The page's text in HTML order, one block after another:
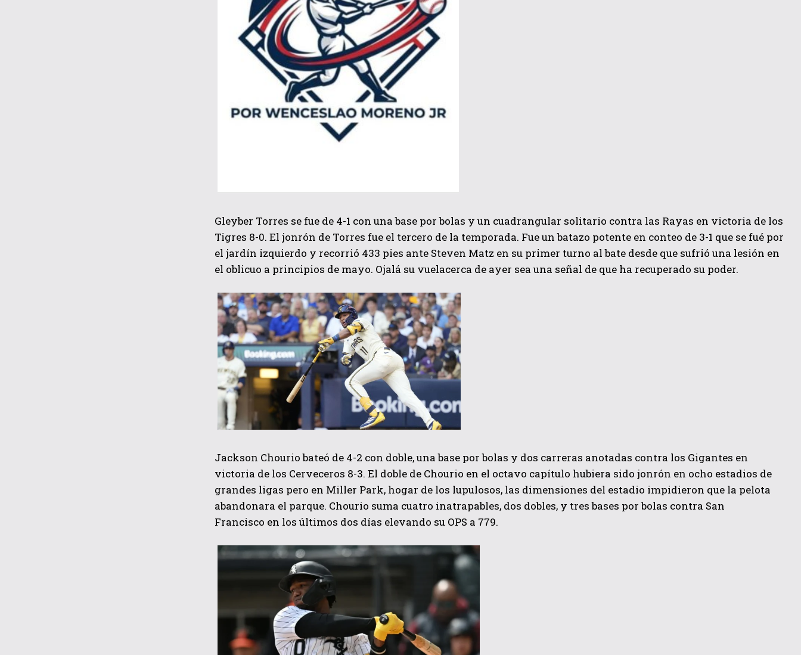
QUIERO SUSCRIBIRME
He leído y acepto lasPolítica de privacidad
Gleyber Torres se fue de 4-1 con una base por bolas y un cuadrangular solitario contra las Rayas en victoria de los
Tigres 8-0. El jonrón de Torres fue el tercero de la temporada. Fue un batazo potente en conteo de 3-1 que se fué por
el jardín izquierdo y recorrió 433 pies ante Steven Matz en su primer turno al bate desde que sufrió una lesión en
el oblicuo a principios de mayo. Ojalá su vuelacerca de ayer sea una señal de que ha recuperado su poder.
Jackson Chourio bateó de 4-2 con doble, una base por bolas y dos carreras anotadas contra los Gigantes en
victoria de los Cerveceros 8-3. El doble de Chourio en el octavo capítulo hubiera sido jonrón en ocho estadios de
grandes ligas pero en Miller Park, hogar de los lupulosos, las dimensiones del estadio impidieron que la pelota
abandonara el parque. Chourio suma cuatro inatrapables, dos dobles, y tres bases por bolas contra San
Francisco en los últimos dos días elevando su OPS a 779.